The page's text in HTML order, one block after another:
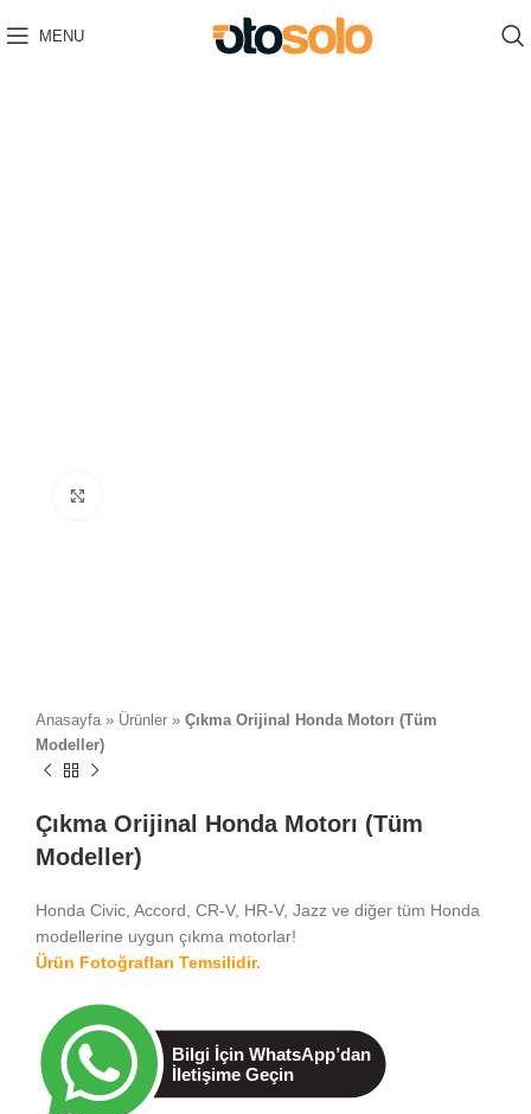
MENU
Anasayfa » Ürünler » Çıkma Orijinal Honda Motorı (Tüm
Modeller)
Çıkma Orijinal Honda Motorı (Tüm
Modeller)
Honda Civic, Accord, CR-V, HR-V, Jazz ve diğer tüm Honda
modellerine uygun çıkma motorlar!
Ürün Fotoğrafları Temsilidir.